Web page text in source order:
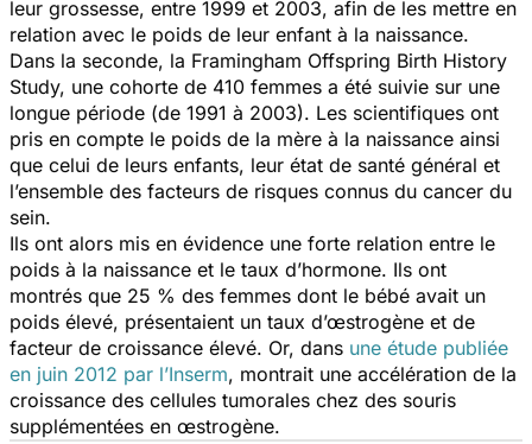
leur grossesse, entre 1999 et 2003, afin de les mettre en
relation avec le poids de leur enfant à la naissance.
Dans la seconde, la Framingham Offspring Birth History
Study, une cohorte de 410 femmes a été suivie sur une
longue période (de 1991 à 2003). Les scientifiques ont
pris en compte le poids de la mère à la naissance ainsi
que celui de leurs enfants, leur état de santé général et
l’ensemble des facteurs de risques connus du cancer du
sein.
Ils ont alors mis en évidence une forte relation entre le
poids à la naissance et le taux d’hormone. Ils ont
montrés que 25 % des femmes dont le bébé avait un
poids élevé, présentaient un taux d’œstrogène et de
facteur de croissance élevé. Or, dans une étude publiée
en juin 2012 par l’Inserm, montrait une accélération de la
croissance des cellules tumorales chez des souris
supplémentées en œstrogène.